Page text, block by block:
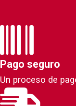
Pago seguro
Un proceso de